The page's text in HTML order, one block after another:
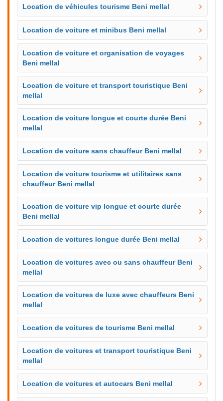
Location de véhicules tourisme Beni mellal
Location de voiture et minibus Beni mellal
Location de voiture et organisation de voyages
Beni mellal
Location de voiture et transport touristique Beni
mellal
Location de voiture longue et courte durée Beni
mellal
Location de voiture sans chauffeur Beni mellal
Location de voiture tourisme et utilitaires sans
chauffeur Beni mellal
Location de voiture vip longue et courte durée
Beni mellal
Location de voitures longue durée Beni mellal
Location de voitures avec ou sans chauffeur Beni
mellal
Location de voitures de luxe avec chauffeurs Beni
mellal
Location de voitures de tourisme Beni mellal
Location de voitures et transport touristique Beni
mellal
Location de voitures et autocars Beni mellal